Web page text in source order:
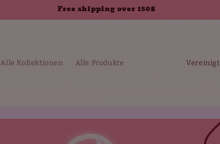
Free shipping over 150$
Alle Kollektionen Alle Produkte L
/